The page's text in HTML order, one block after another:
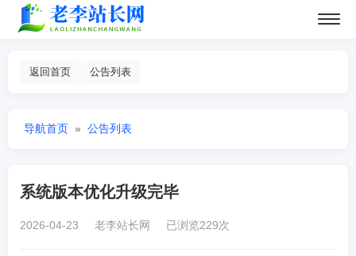
返回首页 公告列表
导航首页 » 公告列表
系统版本优化升级完毕
2026-04-23 老李站长网 已浏览229次